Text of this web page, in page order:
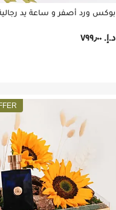
د.إ.‏ ٧٩٩٫٠٠